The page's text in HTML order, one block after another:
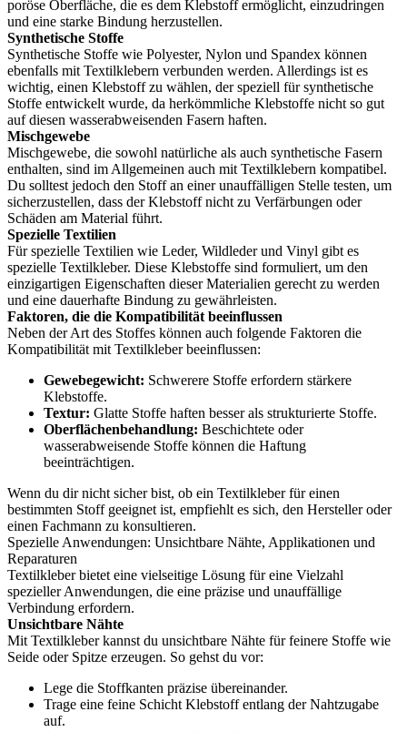
poröse Oberfläche, die es dem Klebstoff ermöglicht, einzudringen
und eine starke Bindung herzustellen.
Synthetische Stoffe
Synthetische Stoffe wie Polyester, Nylon und Spandex können
ebenfalls mit Textilklebern verbunden werden. Allerdings ist es
wichtig, einen Klebstoff zu wählen, der speziell für synthetische
Stoffe entwickelt wurde, da herkömmliche Klebstoffe nicht so gut
auf diesen wasserabweisenden Fasern haften.
Mischgewebe
Mischgewebe, die sowohl natürliche als auch synthetische Fasern
enthalten, sind im Allgemeinen auch mit Textilklebern kompatibel.
Du solltest jedoch den Stoff an einer unauffälligen Stelle testen, um
sicherzustellen, dass der Klebstoff nicht zu Verfärbungen oder
Schäden am Material führt.
Spezielle Textilien
Für spezielle Textilien wie Leder, Wildleder und Vinyl gibt es
spezielle Textilkleber. Diese Klebstoffe sind formuliert, um den
einzigartigen Eigenschaften dieser Materialien gerecht zu werden
und eine dauerhafte Bindung zu gewährleisten.
Faktoren, die die Kompatibilität beeinflussen
Neben der Art des Stoffes können auch folgende Faktoren die
Kompatibilität mit Textilkleber beeinflussen:
Gewebegewicht: Schwerere Stoffe erfordern stärkere
Klebstoffe.
Textur: Glatte Stoffe haften besser als strukturierte Stoffe.
Oberflächenbehandlung: Beschichtete oder
wasserabweisende Stoffe können die Haftung
beeinträchtigen.
Wenn du dir nicht sicher bist, ob ein Textilkleber für einen
bestimmten Stoff geeignet ist, empfiehlt es sich, den Hersteller oder
einen Fachmann zu konsultieren.
Spezielle Anwendungen: Unsichtbare Nähte, Applikationen und
Reparaturen
Textilkleber bietet eine vielseitige Lösung für eine Vielzahl
spezieller Anwendungen, die eine präzise und unauffällige
Verbindung erfordern.
Unsichtbare Nähte
Mit Textilkleber kannst du unsichtbare Nähte für feinere Stoffe wie
Seide oder Spitze erzeugen. So gehst du vor:
Lege die Stoffkanten präzise übereinander.
Trage eine feine Schicht Klebstoff entlang der Nahtzugabe
auf.